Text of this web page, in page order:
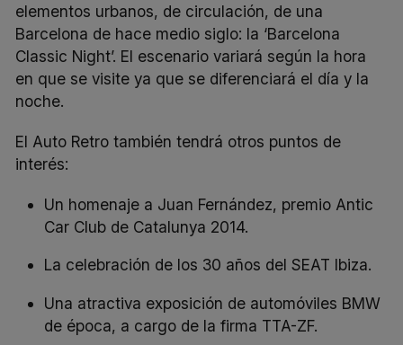
elementos urbanos, de circulación, de una
Barcelona de hace medio siglo: la ‘Barcelona
Classic Night’. El escenario variará según la hora
en que se visite ya que se diferenciará el día y la
noche.
El Auto Retro también tendrá otros puntos de
interés:
Un homenaje a Juan Fernández, premio Antic
Car Club de Catalunya 2014.
La celebración de los 30 años del SEAT Ibiza.
Una atractiva exposición de automóviles BMW
de época, a cargo de la firma TTA-ZF.